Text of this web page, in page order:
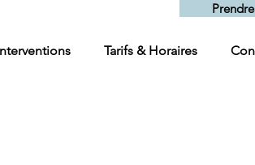
Tarifs & Horaires